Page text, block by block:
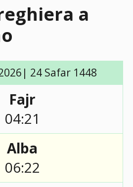
a
24 Safar 1448
Fajr
04:21
Alba
06:22